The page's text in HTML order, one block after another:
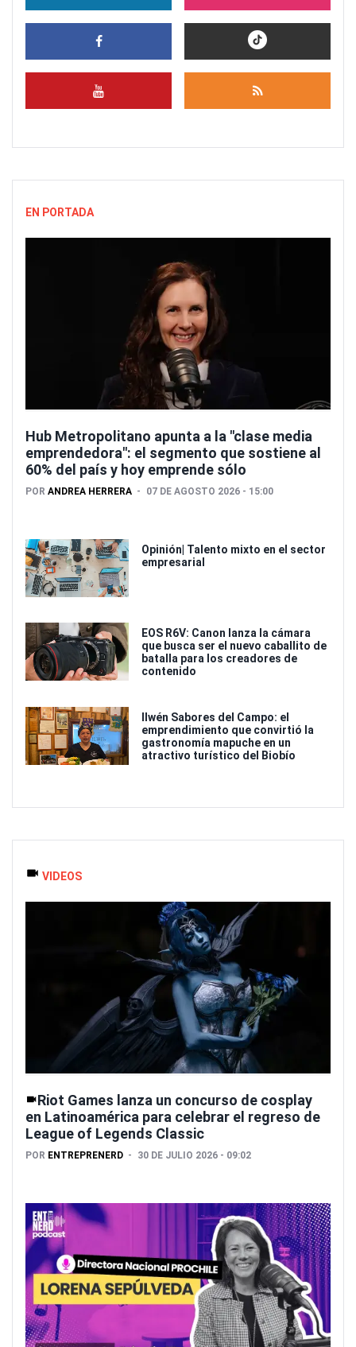
EN PORTADA
Hub Metropolitano apunta a la "clase media
emprendedora": el segmento que sostiene al
60% del país y hoy emprende sólo
POR ANDREA HERRERA 07 DE AGOSTO 2026 - 15:00
Opinión| Talento mixto en el sector
empresarial
EOS R6V: Canon lanza la cámara
que busca ser el nuevo caballito de
batalla para los creadores de
contenido
Ilwén Sabores del Campo: el
emprendimiento que convirtió la
gastronomía mapuche en un
atractivo turístico del Biobío
VIDEOS
Riot Games lanza un concurso de cosplay
en Latinoamérica para celebrar el regreso de
League of Legends Classic
POR ENTREPRENERD 30 DE JULIO 2026 - 09:02